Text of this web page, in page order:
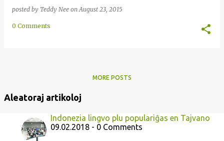
posted by Teddy Nee onAugust 23, 2015
0 Comments
MORE POSTS
Aleatoraj artikoloj
Indonezia lingvo plu populariĝas en Tajvano
09.02.2018 - 0 Comments